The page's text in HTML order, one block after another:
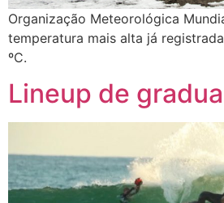
Organização Meteorológica
temperatura mais alta já
ºC.
Lineup de